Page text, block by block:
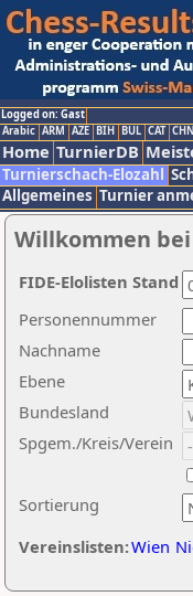
Logged on: Gast
Arabic ARM AZE BIH BUL CAT CHN
Home TurnierDB
Turnierschach-Elozahl
Allgemeines Turnier
Willkommen
Nachname
Ebene
Sortierung
Personennummer
Bundesland
Spgem./Kreis/Verein
Vereinslisten:Wien
FIDE-Elolisten Stand